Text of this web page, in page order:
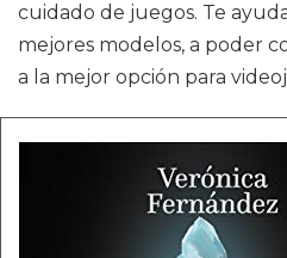
cuidado de juegos. Te
mejores modelos, a poder
a la mejor opción para